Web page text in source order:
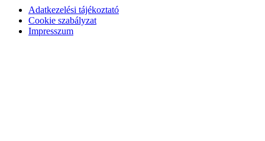
Adatkezelési tájékoztató
Cookie szabályzat
Impresszum